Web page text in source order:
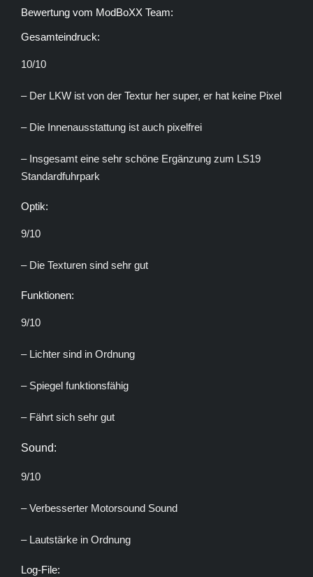
Bewertung vom ModBoXX Team:
Gesamteindruck:
10/10
– Der LKW ist von der Textur her super, er hat keine Pixel
– Die Innenausstattung ist auch pixelfrei
– Insgesamt eine sehr schöne Ergänzung zum LS19
Standardfuhrpark
Optik:
9/10
– Die Texturen sind sehr gut
Funktionen:
9/10
– Lichter sind in Ordnung
– Spiegel funktionsfähig
– Fährt sich sehr gut
Sound:
9/10
– Verbesserter Motorsound Sound
– Lautstärke in Ordnung
Log-File: